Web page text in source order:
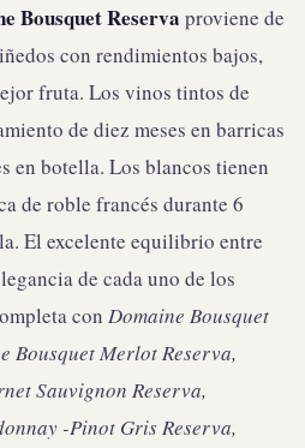
BousquetReserva proviene de
con rendimientos bajos,
fruta. Los vinos tintos de
de diez meses en barricas
en botella. Los blancos tienen
de roble francés durante 6
El excelente equilibrio entre
de cada uno de los
con Domaine Bousquet
BousquetMerlot Reserva,
Sauvignon Reserva,
-Pinot Gris Reserva,